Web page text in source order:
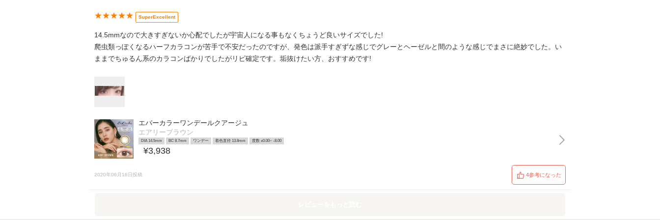
★★★★★ SuperExcellent
14.5mmなので大きすぎないか心配でしたが宇宙人になる事もなくちょうど良いサイズでした!
爬虫類っぽくなるハーフカラコンが苦手で不安だったのですが、発色は派手すぎずな感じでグレーとヘーゼルと間のような感じでまさに絶妙でした。い
ままでちゅるん系のカラコンばかりでしたがリピ確定です。垢抜けたい方、おすすめです!
エバーカラーワンデールクアージュ
エアリーブラウン
DIA 14.5mm BC 8.7mm ワンデー 着色直径 13.8mm 度数 ±0.00~ -8.00
¥3,938
2020年06月16日投稿 4参考になった